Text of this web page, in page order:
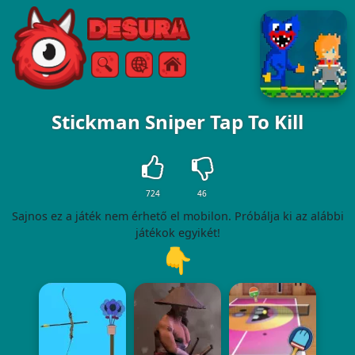
Free Online Games
KeresésMenü
Stickman Sniper Tap To Kill
724 46
Sajnos ez a játék nem érhető el mobilon. Próbálja ki az alábbi
játékok egyikét!
👇